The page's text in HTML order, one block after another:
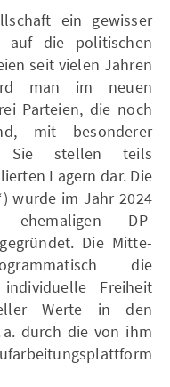
ein gewisser
auf die politischen
seit vielen Jahren
man im neuen
Parteien, die noch
mit besonderer
Sie stellen teils
Lagern dar. Die
wurde im Jahr 2024
DP-
Die Mitte-
die
Freiheit
Werte in den
a. durch die von ihm